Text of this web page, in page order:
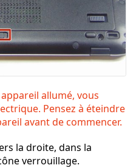
allumé, vous
Pensez à éteindre
avant de commencer.
la droite, dans la
verrouillage.